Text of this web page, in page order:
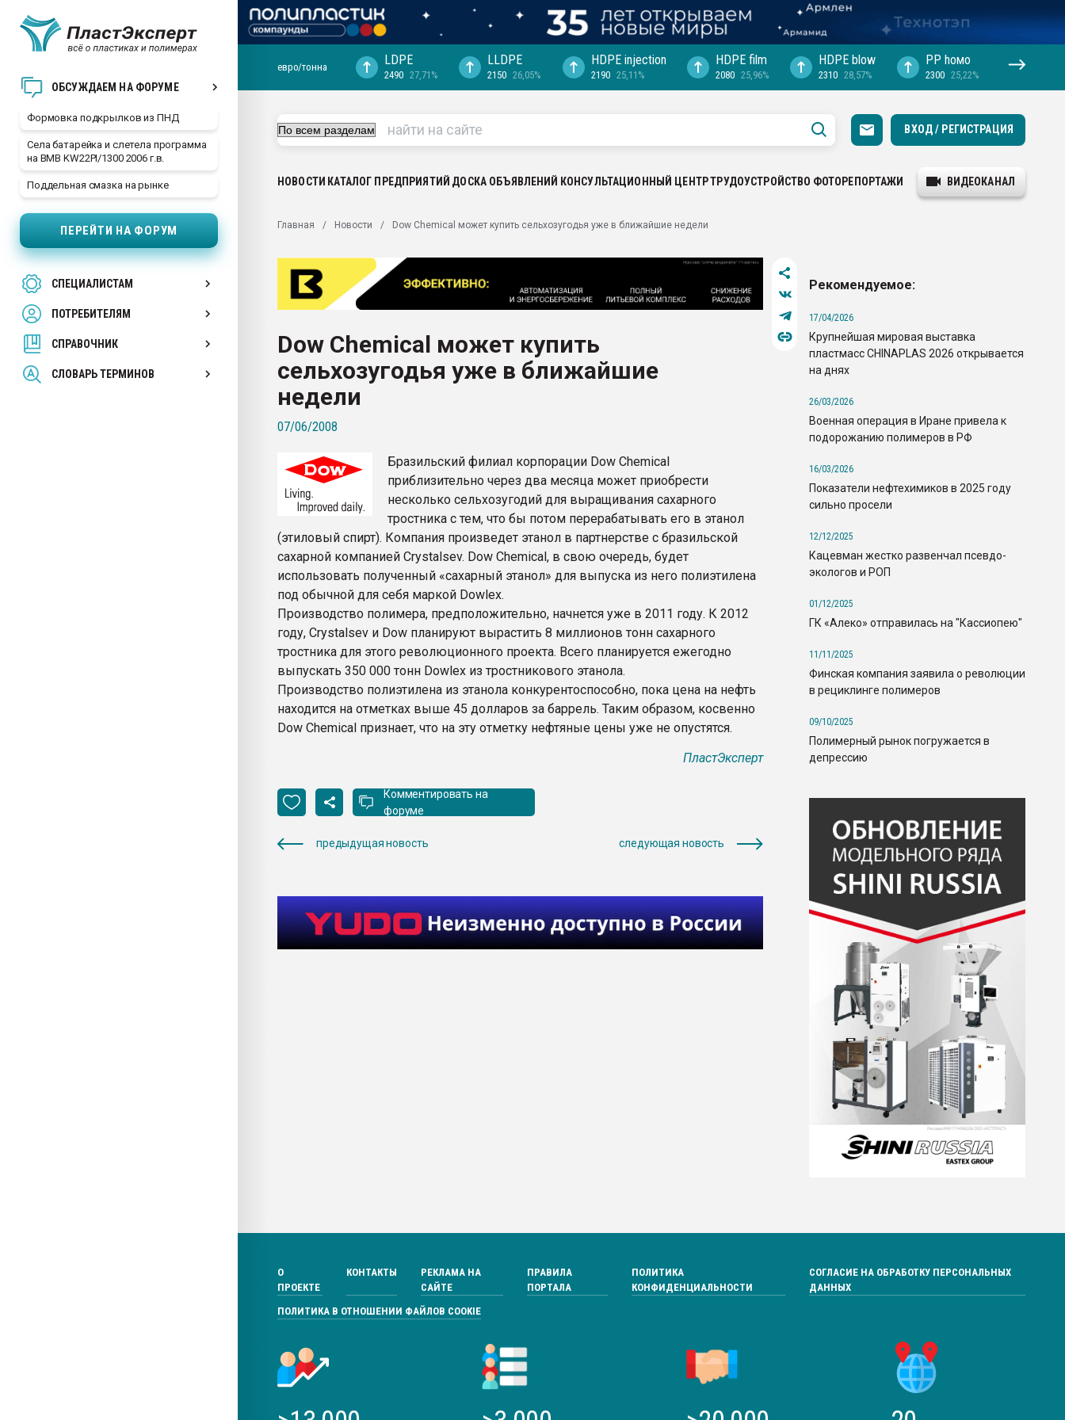
ОБСУЖДАЕМ НА ФОРУМЕ
Формовка подкрылков из ПНД
Села батарейка и слетела программа
на BMB KW22PI/1300 2006 г.в.
Поддельная смазка на рынке
ПЕРЕЙТИ НА ФОРУМ
СПЕЦИАЛИСТАМ
ПОТРЕБИТЕЛЯМ
СПРАВОЧНИК
СЛОВАРЬ ТЕРМИНОВ
29.07.2026 ФРП помог "Ижевскому
Вакуум-формовочные машины:
28.07.2026 Автоматизация выходит на
первый план в переработке
пластмасс
ситуацией на строительном рынке
Всё, что касается выдува ПЭТ
бутылок
ПЕРЕЙТИ НА ФОРУМ
евро/тонна LDPE
2490 27,71%
LLDPE
2150 26,05%
HDPE injection
2190 25,11%
HDPE film
2080 25,96%
HDPE blow
2310 28,57%
PP hомо
2300 25,22%
ВХОД / РЕГИСТРАЦИЯ
НОВОСТИ КАТАЛОГ ПРЕДПРИЯТИЙ ДОСКА ОБЪЯВЛЕНИЙ КОНСУЛЬТАЦИОННЫЙ ЦЕНТРТРУДОУСТРОЙСТВО ФОТОРЕПОРТАЖИ ВИДЕОКАНАЛ
Главная Новости Dow Chemical может купить сельхозугодья уже в ближайшие недели
Dow Chemical может купить
сельхозугодья уже в ближайшие
недели
07/06/2008
Бразильский филиал корпорации Dow Chemical
приблизительно через два месяца может приобрести
несколько сельхозугодий для выращивания сахарного
тростника с тем, что бы потом перерабатывать его в этанол
(этиловый спирт). Компания произведет этанол в партнерстве с бразильской
сахарной компанией Crystalsev. Dow Chemical, в свою очередь, будет
использовать полученный «сахарный этанол» для выпуска из него полиэтилена
под обычной для себя маркой Dowlex.
Производство полимера, предположительно, начнется уже в 2011 году. К 2012
году, Crystalsev и Dow планируют вырастить 8 миллионов тонн сахарного
тростника для этого революционного проекта. Всего планируется ежегодно
выпускать 350 000 тонн Dowlex из тростникового этанола.
Производство полиэтилена из этанола конкурентоспособно, пока цена на нефть
находится на отметках выше 45 долларов за баррель. Таким образом, косвенно
Dow Chemical признает, что на эту отметку нефтяные цены уже не опустятся.
ПластЭксперт
Комментировать на
форуме
предыдущая новость следующая новость
Рекомендуемое:
17/04/2026
Крупнейшая мировая выставка
пластмасс CHINAPLAS 2026 открывается
на днях
26/03/2026
Военная операция в Иране привела к
подорожанию полимеров в РФ
16/03/2026
Показатели нефтехимиков в 2025 году
сильно просели
12/12/2025
Кацевман жестко развенчал псевдо-
экологов и РОП
01/12/2025
ГК «Алеко» отправилась на "Кассиопею"
11/11/2025
Финская компания заявила о революции
в рециклинге полимеров
09/10/2025
Полимерный рынок погружается в
депрессию
О
ПРОЕКТЕ
КОНТАКТЫ
РЕКЛАМА НА
САЙТЕ
ПРАВИЛА
ПОРТАЛА
ПОЛИТИКА
КОНФИДЕНЦИАЛЬНОСТИ
СОГЛАСИЕ НА ОБРАБОТКУ ПЕРСОНАЛЬНЫХ
ДАННЫХ
ПОЛИТИКА В ОТНОШЕНИИ ФАЙЛОВ COOKIE